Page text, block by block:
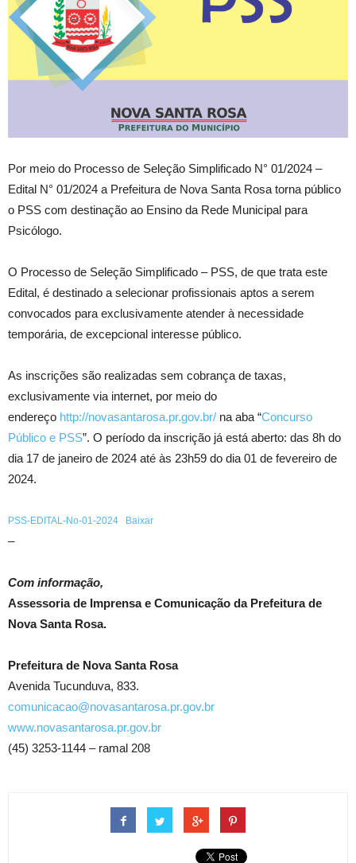
Por meio do Processo de Seleção Simplificado N° 01/2024 –
Edital N° 01/2024 a Prefeitura de Nova Santa Rosa torna público
o PSS com destinação ao Ensino da Rede Municipal para
Psicólogo.
O Processo de Seleção Simplificado – PSS, de que trata este
Edital, é destinado a selecionar profissionais aptos a serem
convocados para exclusivamente atender à necessidade
temporária, de excepcional interesse público.
As inscrições são realizadas sem cobrança de taxas,
exclusivamente via internet, por meio do
endereço http://novasantarosa.pr.gov.br/ na aba “Concurso
Público e PSS”. O período da inscrição já está aberto: das 8h do
dia 17 de janeiro de 2024 até às 23h59 do dia 01 de fevereiro de
2024.
PSS-EDITAL-No-01-2024 Baixar
–
Com informação,
Assessoria de Imprensa e Comunicação da Prefeitura de
Nova Santa Rosa.
Prefeitura de Nova Santa Rosa
Avenida Tucunduva, 833.
comunicacao@novasantarosa.pr.gov.br
www.novasantarosa.pr.gov.br
(45) 3253-1144 – ramal 208